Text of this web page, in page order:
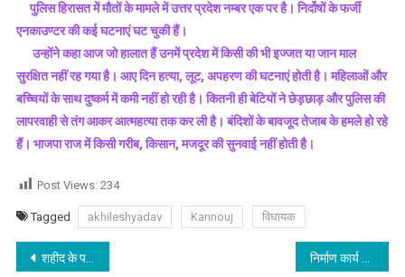
को
अखिलेश
यादव
पुलिस हिरासत में मौतों के मामले में उत्तर प्रदेश नम्बर एक पर है। निर्दोषों के फर्जी
एनकाउण्टर की कई घटनाएं घट चुकी हैं।
उन्होंने कहा आज जो हालात हैं उनमें प्रदेश में किसी की भी इज्जत या जान माल
सुरक्षित नहीं रह गया है। आए दिन हत्या, लूट, अपहरण की घटनाएं होती है। महिलाओं और
बच्चियों के साथ दुष्कर्म में कमी नहीं हो रही है। कितनी ही बेटियों ने छेड़छाड़ और पुलिस की
लापरवाही से तंग आकर आत्महत्या तक कर ली है। बंदिशों के बावजूद तेजाब के हमले हो रहे
हैं। भाजपा राज में किसी गरीब, किसान, मजदूर की सुनवाई नहीं होती है।
Post Views: 234
Tagged akhileshyadav Kannouj विधायक
Post
शहीद के परिजनों को 50 लाख की आर्थिक सहायता और नौकरी देंगे,मुख्यमंत्री की घोषणा